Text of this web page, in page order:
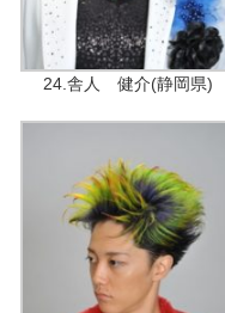
24.舎人 健介(静岡県)